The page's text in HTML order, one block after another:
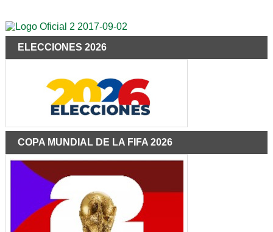
ELECCIONES 2026
COPA MUNDIAL DE LA FIFA 2026